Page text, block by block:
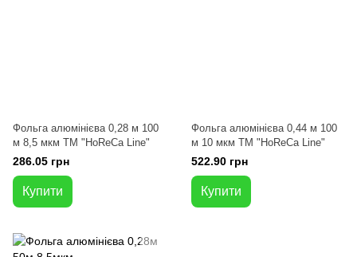
Фольга алюмінієва 0,28 м 100
м 8,5 мкм ТМ "HoReCa Line"
286.05 грн
Купити
Фольга алюмінієва 0,44 м 100
м 10 мкм ТМ "HoReCa Line"
522.90 грн
Купити